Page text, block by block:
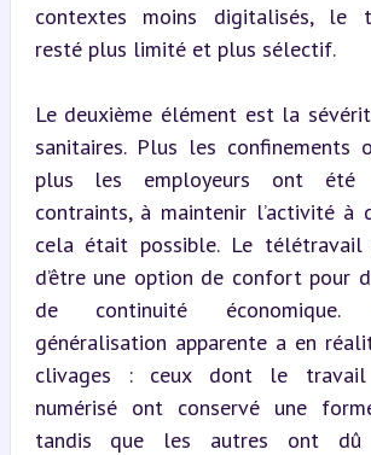
contextes moins digitalisés, le
resté plus limité et plus sélectif.
Le deuxième élément est la
sanitaires. Plus les confinements
plus les employeurs ont été
contraints, à maintenir l’activité à
cela était possible. Le
d’être une option de confort pour
de continuité
généralisation apparente a en
clivages : ceux dont le
numérisé ont conservé une
tandis que les autres ont dû